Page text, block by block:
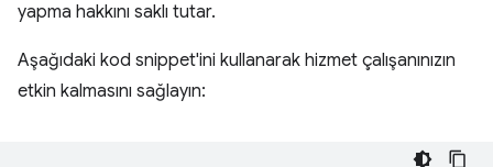
yapma hakkını saklı tutar.
Aşağıdaki kod snippet'ini kullanarak hizmet çalışanınızın
etkin kalmasını sağlayın: